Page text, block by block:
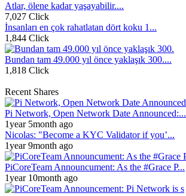
Atlar, ölene kadar yaşayabilir....
7,027 Click
İnsanları en çok rahatlatan dört koku 1...
1,844 Click
Bundan tam 49.000 yıl önce yaklaşık 300....
1,818 Click
Recent Shares
Pi Network, Open Network Date Announced:...
1year 5month ago
Nicolas: "Become a KYC Validator if you’...
1year 9month ago
PiCoreTeam Announcument: As the #Grace P...
1year 10month ago